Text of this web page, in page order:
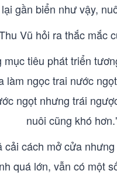
gần biển như vậy,
Vũ hỏi ra thắc mắc
tiêu phát triển
ngọc trai nước
ngọt nhưng trái
nuôi cũng khó
cách mở cửa
quá lớn, vẫn có một